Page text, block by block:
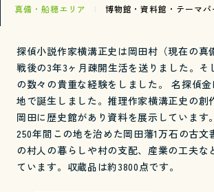
真備・船穂エリア | 博物館・資料館・テーマパ
探偵小説作家横溝正史は岡田村（現在の真
戦後の3年3ヶ月疎開生活を送りました。そ
の数々の貴重な経験をしました。 名探偵
地で誕生しました。推理作家横溝正史の創
岡田に歴史館があり資料を展示しています
250年間この地を治めた岡田藩1万石の古文
の村人の暮らしや村の支配、産業の工夫な
ています。収蔵品は約3800点です。